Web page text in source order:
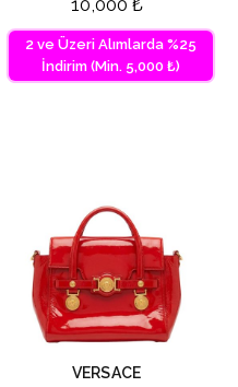
2 ve Üzeri Alımlarda %25
İndirim (Min. 5,000 ₺)
VERSACE